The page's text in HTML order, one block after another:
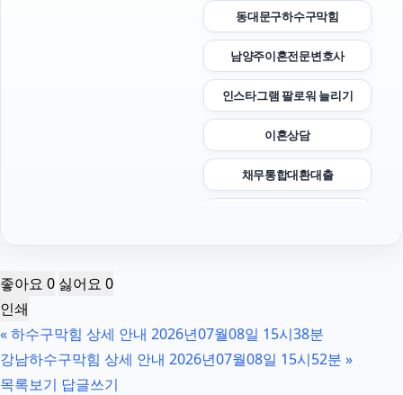
동대문구하수구막힘
남양주이혼전문변호사
인스타그램 팔로워 늘리기
이혼상담
채무통합대환대출
이혼전문변호사
인스타 팔로워
좋아요 0 싫어요 0
인쇄
«하수구막힘 상세 안내 2026년07월08일 15시38분
강남하수구막힘 상세 안내 2026년07월08일 15시52분 »
목록보기 답글쓰기